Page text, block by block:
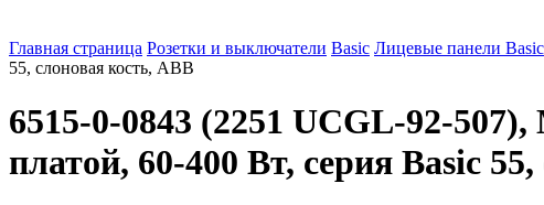
Главная страница Розетки и выключатели Basic Лицевые панели Basic
55, слоновая кость, ABB
6515-0-0843 (2251 UCGL-92-
платой, 60-400 Вт, серия Basic